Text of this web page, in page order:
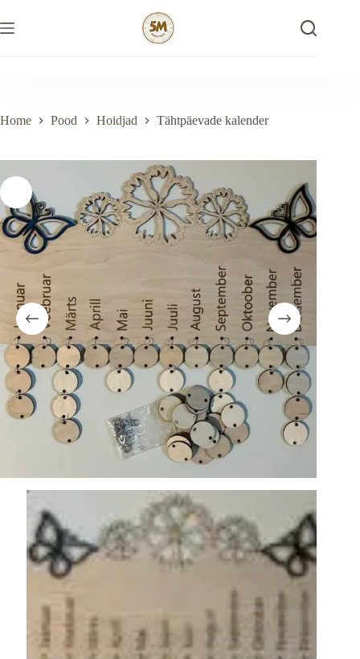
to
content
Home Pood Hoidjad Tähtpäevade kalender